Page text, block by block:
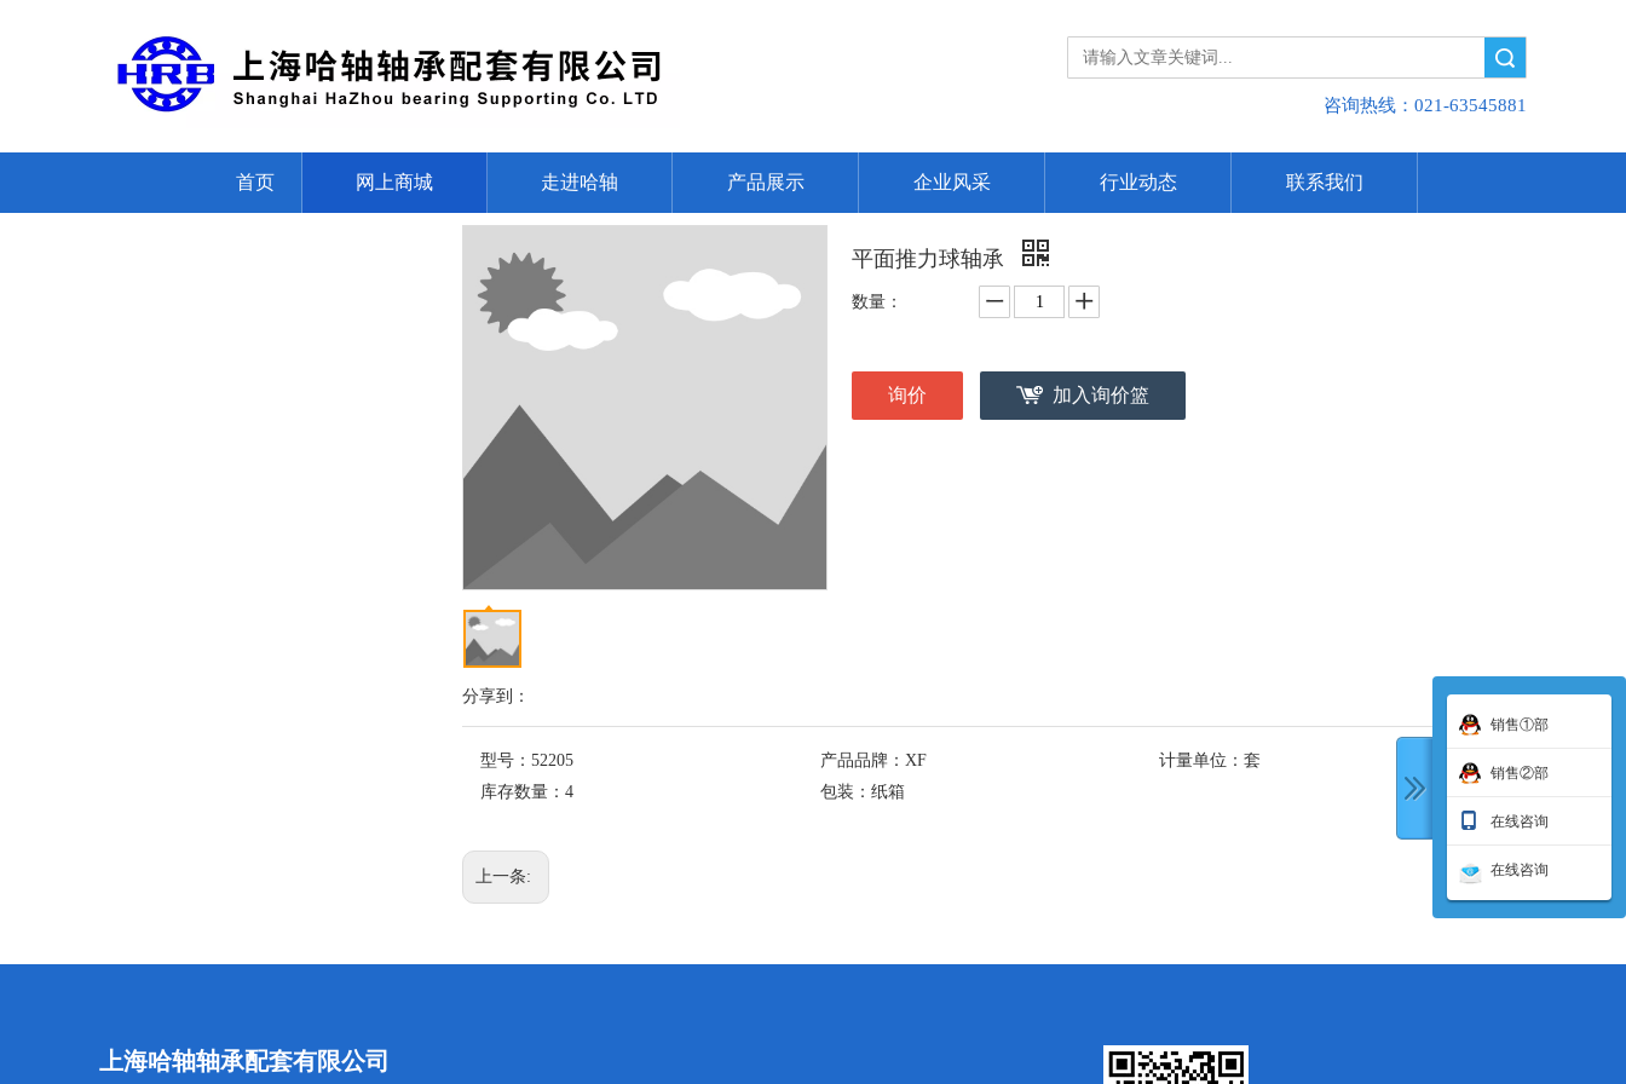
咨询热线：021-63545881
首页 网上商城 走进哈轴 产品展示 企业风采 行业动态 联系我们
分享到：
平面推力球轴承
数量：
询价 加入询价篮
型号： 52205 产品品牌： XF 计量单位： 套
库存数量： 4 包装： 纸箱
上一条: 下一条:
销售①部
销售②部
在线咨询
在线咨询
上海哈轴轴承配套有限公司